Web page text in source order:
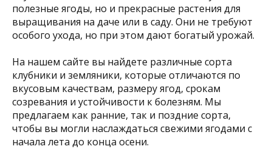
полезные ягоды, но и прекрасные растения для
выращивания на даче или в саду. Они не требуют
особого ухода, но при этом дают богатый урожай.
На нашем сайте вы найдете различные сорта
клубники и земляники, которые отличаются по
вкусовым качествам, размеру ягод, срокам
созревания и устойчивости к болезням. Мы
предлагаем как ранние, так и поздние сорта,
чтобы вы могли наслаждаться свежими ягодами с
начала лета до конца осени.